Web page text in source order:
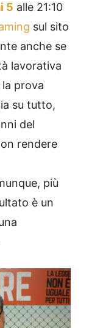
5 alle 21:10
sul sito
anche se
lavorativa
prova
su tutto,
del
rendere
più
è un